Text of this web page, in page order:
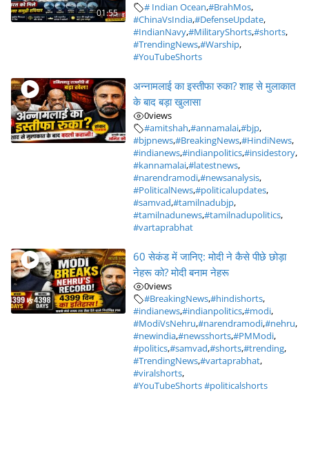
01:55
# Indian Ocean,#BrahMos,
#ChinaVsIndia,#DefenseUpdate,
#IndianNavy,#MilitaryShorts,#shorts,
#TrendingNews,#Warship,
#YouTubeShorts
अन्नामलाई का इस्तीफा रुका? शाह से मुलाकात
के बाद बड़ा खुलासा
0views
#amitshah,#annamalai,#bjp,
#bjpnews,#BreakingNews,#HindiNews,
#indianews,#indianpolitics,#insidestory,
#kannamalai,#latestnews,
#narendramodi,#newsanalysis,
#PoliticalNews,#politicalupdates,
#samvad,#tamilnadubjp,
#tamilnadunews,#tamilnadupolitics,
#vartaprabhat
60 सेकंड में जानिए: मोदी ने कैसे पीछे छोड़ा
नेहरू को? मोदी बनाम नेहरू
0views
#BreakingNews,#hindishorts,
#indianews,#indianpolitics,#modi,
#ModiVsNehru,#narendramodi,#nehru,
#newindia,#newsshorts,#PMModi,
#politics,#samvad,#shorts,#trending,
#TrendingNews,#vartaprabhat,
#viralshorts,
#YouTubeShorts #politicalshorts